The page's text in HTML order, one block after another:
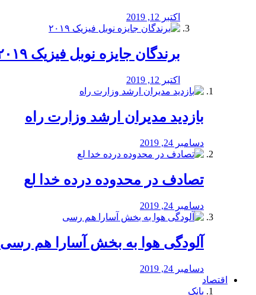
اکتبر 12, 2019
برندگان جایزه نوبل فیزیک ۲۰۱۹
اکتبر 12, 2019
بازدید مدیران ارشد وزارت راه
دسامبر 24, 2019
تصادف در محدوده درده خدا لع
دسامبر 24, 2019
آلودگی هوا به بخش آسارا هم رسی
دسامبر 24, 2019
اقتصاد
بانک